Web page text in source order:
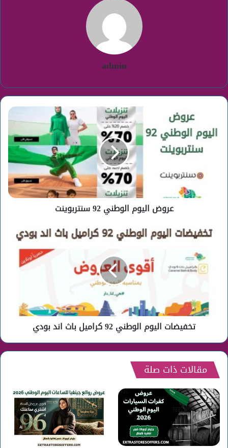
admin
الوطني
سنتربوينت
عروض اليوم الوطني 92 سنتربوينت
تخفيضات
اليوم
الوطني
كراميل
بودي
تخفيضات اليوم الوطني 92 كراميل باث اند بودي
مقالات ذات صلة